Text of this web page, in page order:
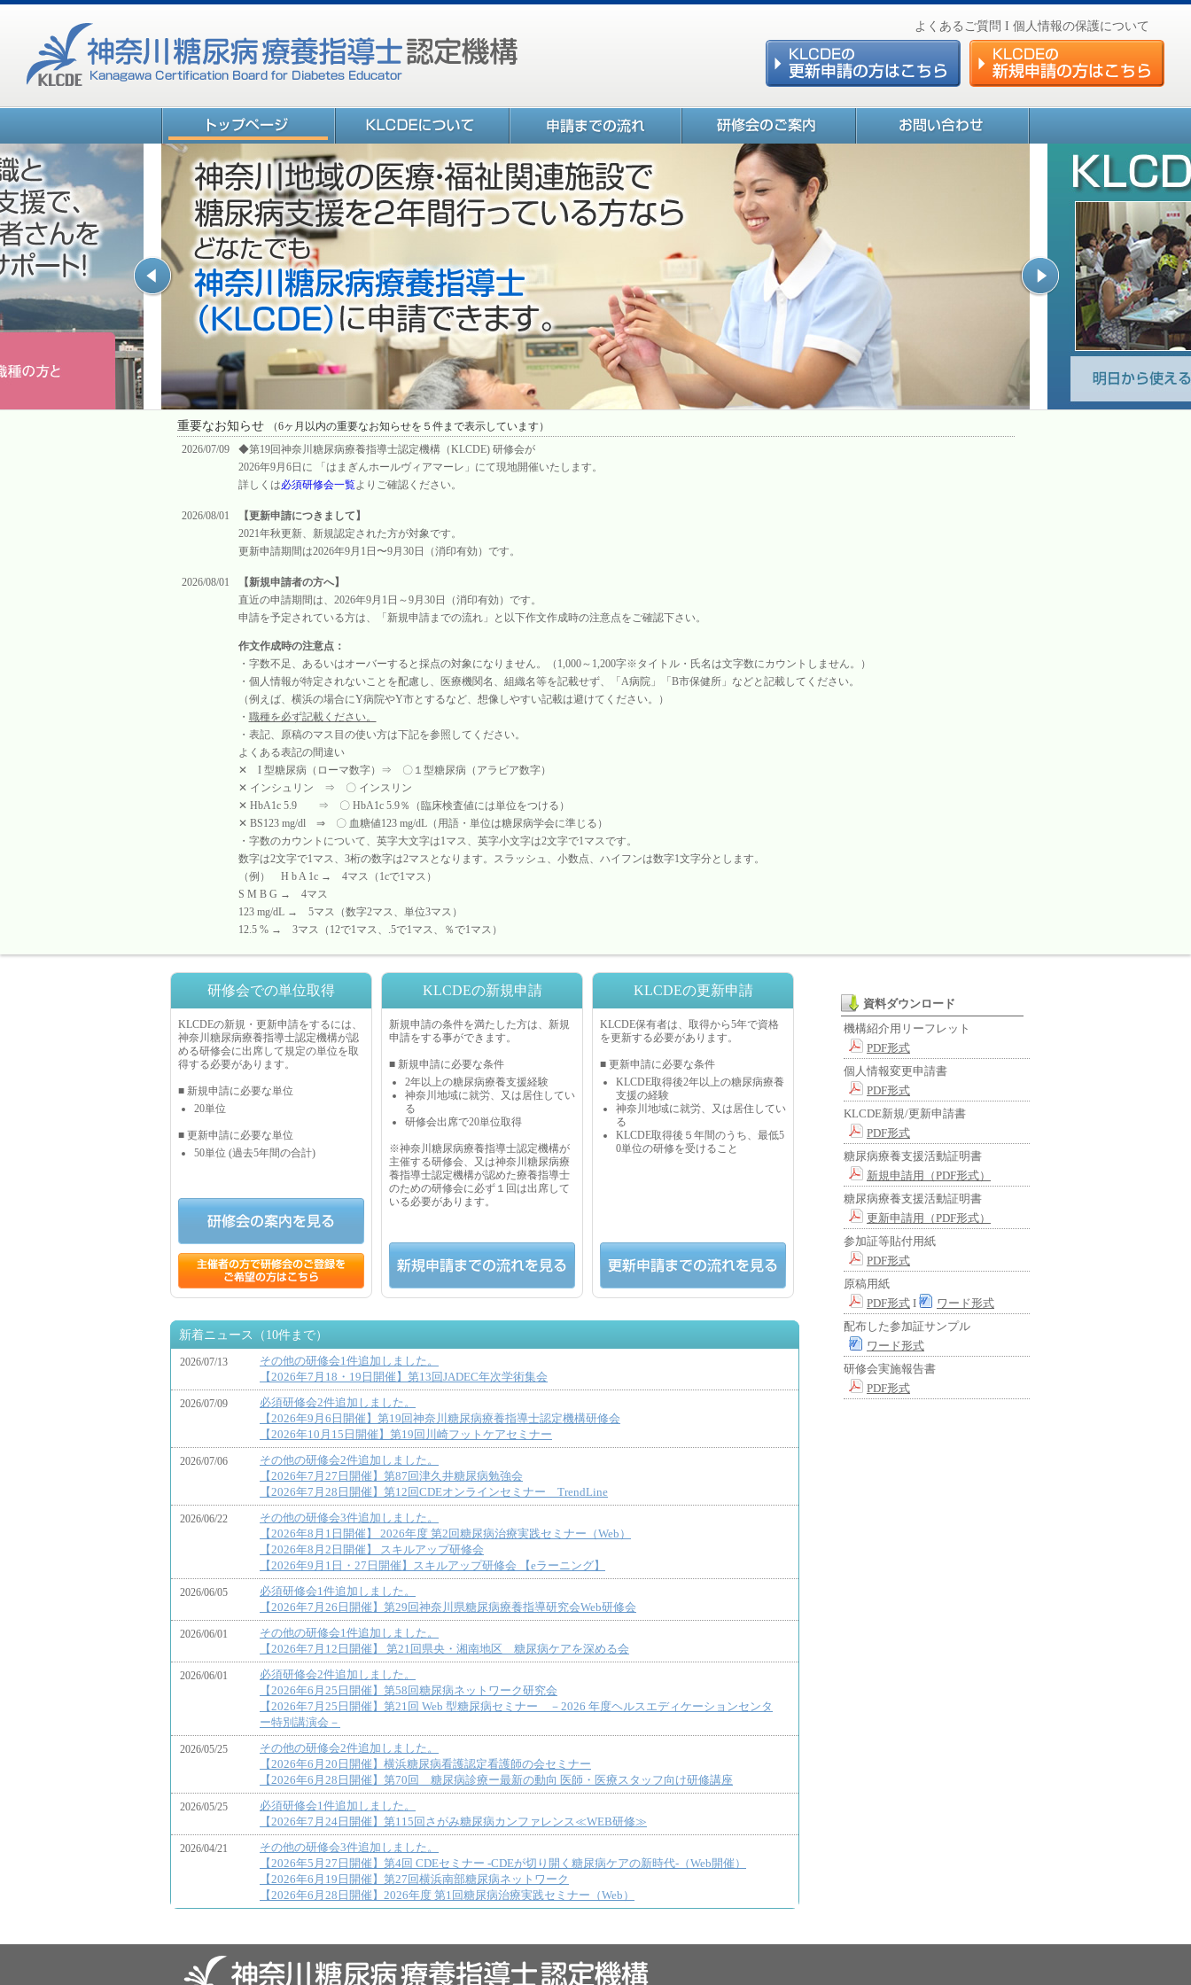
よくあるご質問 Ι 個人情報の保護について
神奈川糖尿病療養指導士認定機
構 トップページ
KLCDEについて
（KLCDE）新規・更新申請
単位取得の研修会のご案内
神奈川糖尿病療養指導士認定機構 KLCDE 神奈川地域の医療・福祉関連施設で糖尿病支援を２年間行っている方なら誰でも神奈川糖尿病療養指導士に申請できます
前へ
重要なお知らせ
（6ヶ月以内の重要なお知らせを５件まで表示しています）
2026/07/09
◆第19回神奈川糖尿病療養指導士認定機構（KLCDE) 研修会が
2026年9月6日に 「はまぎんホールヴィアマーレ」にて現地開催いたします。
詳しくは必須研修会一覧よりご確認ください。
2026/08/01
【更新申請につきまして】
2021年秋更新、新規認定された方が対象です。
更新申請期間は2026年9月1日〜9月30日（消印有効）です。
2026/08/01
【新規申請者の方へ】
直近の申請期間は、2026年9月1日～9月30日（消印有効）です。
申請を予定されている方は、「新規申請までの流れ」と以下作文作成時の注意点をご確認下さい。
作文作成時の注意点：
・字数不足、あるいはオーバーすると採点の対象になりません。（1,000～1,200字※タイトル・氏名は文字数にカウントしません。）
・個人情報が特定されないことを配慮し、医療機関名、組織名等を記載せず、「A病院」「B市保健所」などと記載してください。
（例えば、横浜の場合にY病院やY市とするなど、想像しやすい記載は避けてください。）
・ 職種を必ず記載ください。
・表記、原稿のマス目の使い方は下記を参照してください。
よくある表記の間違い
✕ I 型糖尿病（ローマ数字）⇒ 〇１型糖尿病（アラビア数字）
✕ インシュリン ⇒ 〇 インスリン
✕ HbA1c 5.9 ⇒ 〇 HbA1c 5.9％（臨床検査値には単位をつける）
✕ BS123 mg/dl ⇒ 〇 血糖値123 mg/dL（用語・単位は糖尿病学会に準じる）
・字数のカウントについて、英字大文字は1マス、英字小文字は2文字で1マスです。
数字は2文字で1マス、3桁の数字は2マスとなります。スラッシュ、小数点、ハイフンは数字1文字分とします。
（例） H b A 1c → 4マス（1cで1マス）
S M B G → 4マス
123 mg/dL → 5マス（数字2マス、単位3マス）
12.5 % → 3マス（12で1マス、.5で1マス、％で1マス）
研修会での単位取得
KLCDEの新規・更新申請をするには、
神奈川糖尿病療養指導士認定機構が認
める研修会に出席して規定の単位を取
得する必要があります。
■ 新規申請に必要な単位
20単位
■ 更新申請に必要な単位
50単位 (過去5年間の合計)
神奈川糖尿病療養指導士認定機構が認
める研修会の案内を見る
研修会を登録する
KLCDEの新規申請
新規申請の条件を満たした方は、新規
申請をする事ができます。
■ 新規申請に必要な条件
2年以上の糖尿病療養支援経験
神奈川地域に就労、又は居住してい
る
研修会出席で20単位取得
※神奈川糖尿病療養指導士認定機構が
主催する研修会、又は神奈川糖尿病療
養指導士認定機構が認めた療養指導士
のための研修会に必ず１回は出席して
いる必要があります。
KLCDE 新規申請までの流れ
KLCDEの更新申請
KLCDE保有者は、取得から5年で資格
を更新する必要があります。
■ 更新申請に必要な条件
KLCDE取得後2年以上の糖尿病療養
支援の経験
神奈川地域に就労、又は居住してい
る
KLCDE取得後５年間のうち、最低5
0単位の研修を受けること
KLCDE 更新申請までの流れ
2026/07/13
その他の研修会1件追加しました。
【2026年7月18・19日開催】第13回JADEC年次学術集会
2026/07/09
必須研修会2件追加しました。
【2026年9月6日開催】第19回神奈川糖尿病療養指導士認定機構研修会
【2026年10月15日開催】第19回川崎フットケアセミナー
2026/07/06
その他の研修会2件追加しました。
【2026年7月27日開催】第87回津久井糖尿病勉強会
【2026年7月28日開催】第12回CDEオンラインセミナー TrendLine
2026/06/22
その他の研修会3件追加しました。
【2026年8月1日開催】 2026年度 第2回糖尿病治療実践セミナー（Web）
【2026年8月2日開催】 スキルアップ研修会
【2026年9月1日・27日開催】スキルアップ研修会 【eラーニング】
2026/06/05
必須研修会1件追加しました。
【2026年7月26日開催】第29回神奈川県糖尿病療養指導研究会Web研修会
2026/06/01
その他の研修会1件追加しました。
【2026年7月12日開催】 第21回県央・湘南地区 糖尿病ケアを深める会
2026/06/01
必須研修会2件追加しました。
【2026年6月25日開催】第58回糖尿病ネットワーク研究会
【2026年7月25日開催】第21回 Web 型糖尿病セミナー －2026 年度ヘルスエディケーションセンタ
ー特別講演会－
2026/05/25
その他の研修会2件追加しました。
【2026年6月20日開催】横浜糖尿病看護認定看護師の会セミナー
【2026年6月28日開催】第70回 糖尿病診療ー最新の動向 医師・医療スタッフ向け研修講座
2026/05/25
必須研修会1件追加しました。
【2026年7月24日開催】第115回さがみ糖尿病カンファレンス≪WEB研修≫
2026/04/21
その他の研修会3件追加しました。
【2026年5月27日開催】第4回 CDEセミナー -CDEが切り開く糖尿病ケアの新時代-（Web開催）
【2026年6月19日開催】第27回横浜南部糖尿病ネットワーク
【2026年6月28日開催】2026年度 第1回糖尿病治療実践セミナー（Web）
資料ダウンロード
機構紹介用リーフレット
PDF形式
個人情報変更申請書
PDF形式
KLCDE新規/更新申請書
PDF形式
糖尿病療養支援活動証明書
新規申請用（PDF形式）
糖尿病療養支援活動証明書
更新申請用（PDF形式）
参加証等貼付用紙
PDF形式
原稿用紙
PDF形式 Ι
ワード形式
配布した参加証サンプル
ワード形式
研修会実施報告書
PDF形式